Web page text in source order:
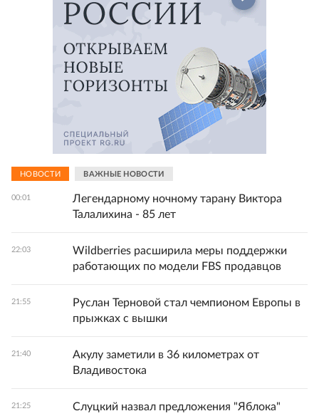
НОВОСТИ ВАЖНЫЕ НОВОСТИ
00:01
Легендарному ночному тарану Виктора
Талалихина - 85 лет
22:03
Wildberries расширила меры поддержки
работающих по модели FBS продавцов
21:55
Руслан Терновой стал чемпионом Европы в
прыжках с вышки
21:40
Акулу заметили в 36 километрах от
Владивостока
21:25
Слуцкий назвал предложения "Яблока"